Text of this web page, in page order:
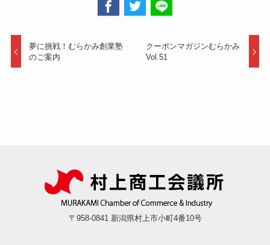
夢に挑戦！むらかみ創業塾
のご案内
クーポンマガジンむらかみ
Vol.51
〒958-0841 新潟県村上市小町4番10号